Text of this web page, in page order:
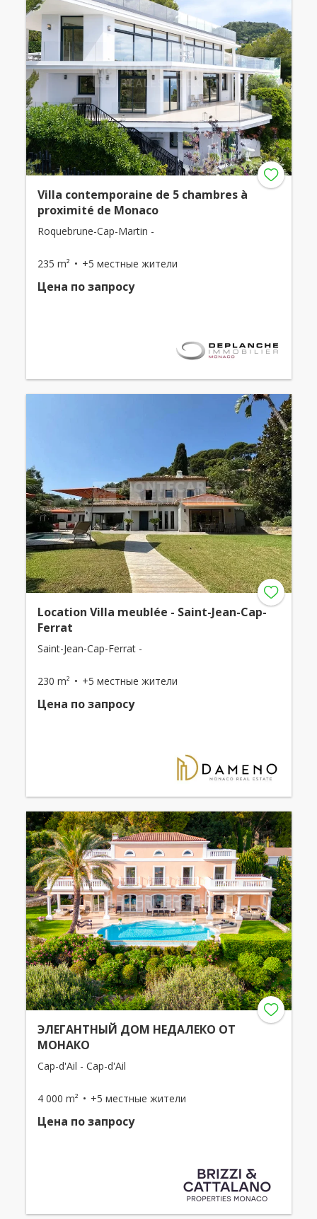
Villa contemporaine de 5 chambres à
proximité de Monaco
Roquebrune-Cap-Martin -
235 m² +5 местные жители
Цена по запросу
Location Villa meublée - Saint-Jean-Cap-
Ferrat
Saint-Jean-Cap-Ferrat -
230 m² +5 местные жители
Цена по запросу
ЭЛЕГАНТНЫЙ ДОМ НЕДАЛЕКО ОТ
МОНАКО
Cap-d'Ail - Cap-d'Ail
4 000 m² +5 местные жители
Цена по запросу